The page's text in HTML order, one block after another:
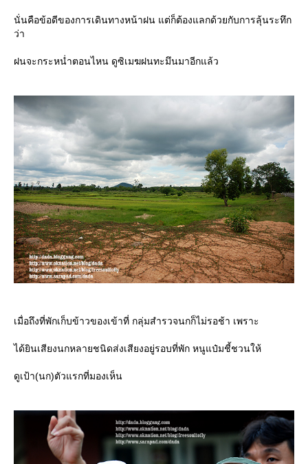
นั่นคือข้อดีของการเดินทางหน้าฝน แต่ก็ต้องแลกด้วยกับการลุ้นระทึก
ว่า
ฝนจะกระหน่ำตอนไหน ดูซิเมฆฝนทะมึนมาอีกแล้ว
เมื่อถึงที่พักเก็บข้าวของเข้าที่ กลุ่มสำรวจนกก็ไม่รอช้า เพราะ
ได้ยินเสียงนกหลายชนิดส่งเสียงอยู่รอบที่พัก หนูแป๋มชี้ชวนให้
ดูเป้า(นก)ตัวแรกที่มองเห็น